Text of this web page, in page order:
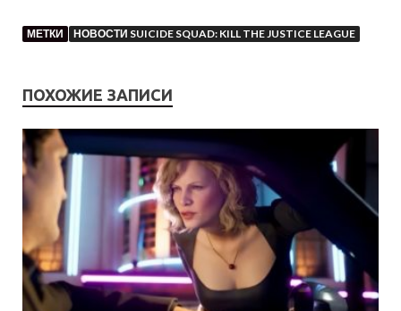
МЕТКИ НОВОСТИ SUICIDE SQUAD: KILL THE JUSTICE LEAGUE
ПОХОЖИЕ ЗАПИСИ